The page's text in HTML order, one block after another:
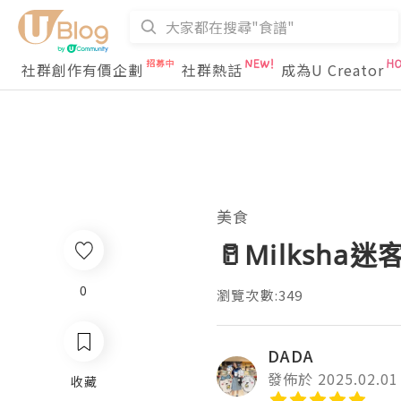
社群創作有價企劃 社群熱話 成為U Creator
0
收藏
美食
🥛Milksha迷
瀏覽次數:349
DADA
發佈於 2025.02.01